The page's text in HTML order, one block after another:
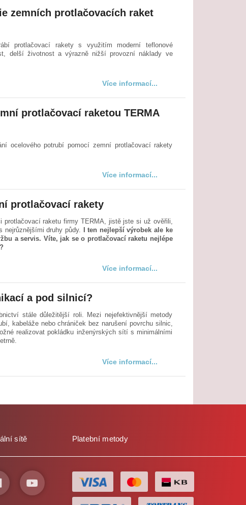
zemních protlačovacích raket
protlačovací rakety s využitím moderní teflonové
delší životnost a výrazně nižší provozní náklady ve
Více informací...
protlačovací raketou TERMA
ocelového potrubí pomocí zemní protlačovací rakety
Více informací...
protlačovací rakety
protlačovací raketu firmy TERMA, jistě jste si už ověřili,
druhy půdy.
I ten nejlepší výrobek ale ke
a servis. Víte, jak se o protlačovací raketu nejlépe
Více informací...
a pod silnicí?
stále důležitější roli. Mezi nejefektivnější metody
kabeláže nebo chrániček bez narušení povrchu silnic,
realizovat pokládku inženýrských sítí s minimálními
Více informací...
sítě Platební metody